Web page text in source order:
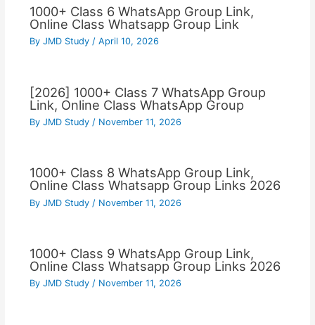
1000+ Class 6 WhatsApp Group Link,
Online Class Whatsapp Group Link
By JMD Study / April 10, 2026
[2026] 1000+ Class 7 WhatsApp Group
Link, Online Class WhatsApp Group
By JMD Study / November 11, 2026
1000+ Class 8 WhatsApp Group Link,
Online Class Whatsapp Group Links 2026
By JMD Study / November 11, 2026
1000+ Class 9 WhatsApp Group Link,
Online Class Whatsapp Group Links 2026
By JMD Study / November 11, 2026